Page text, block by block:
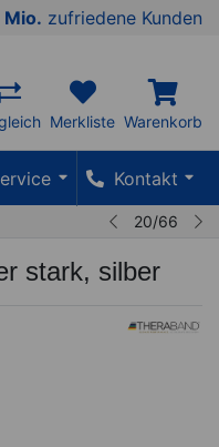
Mio. zufriedene Kunden
Merkliste Warenkorb
Kontakt
20/66
stark, silber